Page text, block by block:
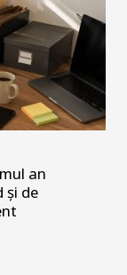
an
și de